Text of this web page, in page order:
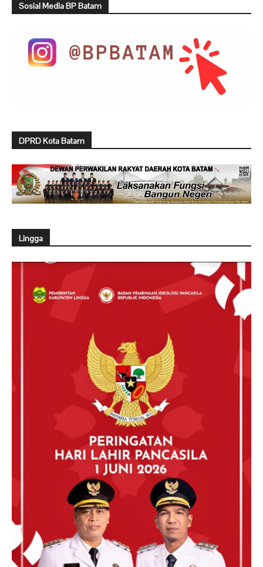
Sosial Media BP Batam
DPRD Kota Batam
Lingga